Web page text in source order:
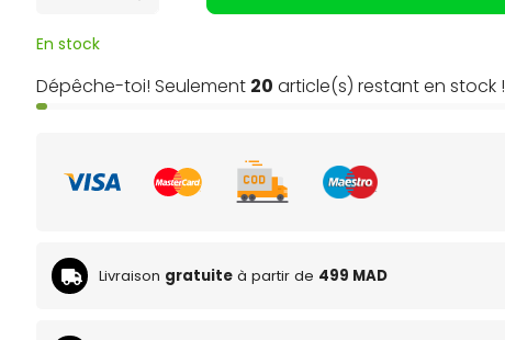
En stock
Dépêche-toi! Seulement 20 article(s) restant en stock !
Livraison gratuite à partir de 499 MAD